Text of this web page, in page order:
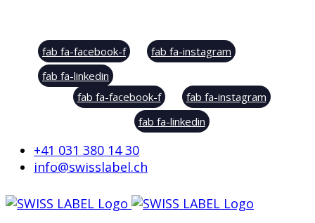
fab fa-facebook-f
fab fa-instagram
fab fa-linkedin
fab fa-facebook-f
fab fa-instagram
fab fa-linkedin
+41 031 380 14 30
info@swisslabel.ch